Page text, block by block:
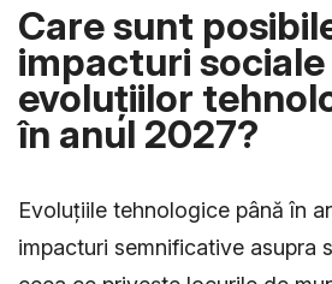
Care sunt
impacturi sociale
evoluțiilor
în anul 2027?
Evoluțiile tehnologice până în
impacturi semnificative asupra